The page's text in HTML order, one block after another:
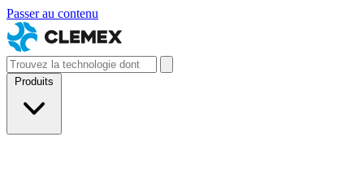
Passer au contenu
Produits